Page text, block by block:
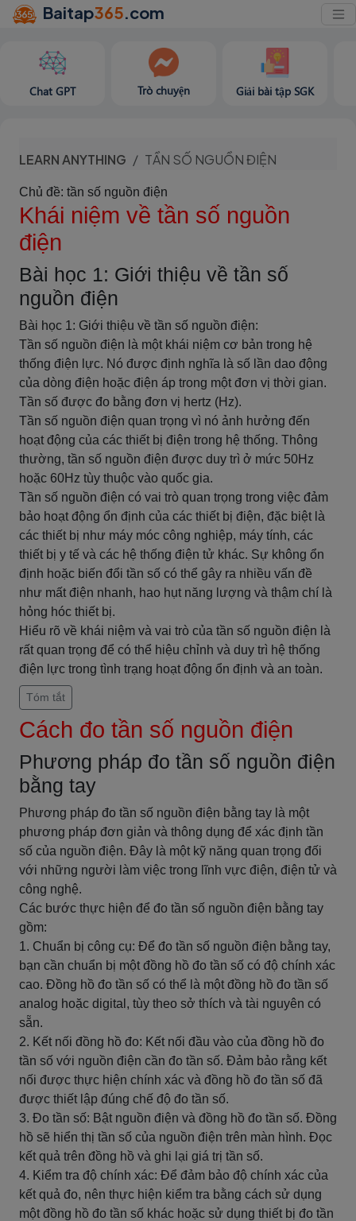
Baitap365.com
Chat GPT Trò chuyện Giải bài tập SGK
LEARN ANYTHING TẦN SỐ NGUỒN ĐIỆN
Chủ đề: tần số nguồn điện
Khái niệm về tần số nguồn
điện
Bài học 1: Giới thiệu về tần số
nguồn điện
Bài học 1: Giới thiệu về tần số nguồn điện:
Tần số nguồn điện là một khái niệm cơ bản trong hệ
thống điện lực. Nó được định nghĩa là số lần dao động
của dòng điện hoặc điện áp trong một đơn vị thời gian.
Tần số được đo bằng đơn vị hertz (Hz).
Tần số nguồn điện quan trọng vì nó ảnh hưởng đến
hoạt động của các thiết bị điện trong hệ thống. Thông
thường, tần số nguồn điện được duy trì ở mức 50Hz
hoặc 60Hz tùy thuộc vào quốc gia.
Tần số nguồn điện có vai trò quan trọng trong việc đảm
bảo hoạt động ổn định của các thiết bị điện, đặc biệt là
các thiết bị như máy móc công nghiệp, máy tính, các
thiết bị y tế và các hệ thống điện tử khác. Sự không ổn
định hoặc biến đổi tần số có thể gây ra nhiều vấn đề
như mất điện nhanh, hao hụt năng lượng và thậm chí là
hỏng hóc thiết bị.
Hiểu rõ về khái niệm và vai trò của tần số nguồn điện là
rất quan trọng để có thể hiệu chỉnh và duy trì hệ thống
điện lực trong tình trạng hoạt động ổn định và an toàn.
Tóm tắt
Cách đo tần số nguồn điện
Phương pháp đo tần số nguồn điện
bằng tay
Phương pháp đo tần số nguồn điện bằng tay là một
phương pháp đơn giản và thông dụng để xác định tần
số của nguồn điện. Đây là một kỹ năng quan trọng đối
với những người làm việc trong lĩnh vực điện, điện tử và
công nghệ.
Các bước thực hiện để đo tần số nguồn điện bằng tay
gồm:
1. Chuẩn bị công cụ: Để đo tần số nguồn điện bằng tay,
bạn cần chuẩn bị một đồng hồ đo tần số có độ chính xác
cao. Đồng hồ đo tần số có thể là một đồng hồ đo tần số
analog hoặc digital, tùy theo sở thích và tài nguyên có
sẵn.
2. Kết nối đồng hồ đo: Kết nối đầu vào của đồng hồ đo
tần số với nguồn điện cần đo tần số. Đảm bảo rằng kết
nối được thực hiện chính xác và đồng hồ đo tần số đã
được thiết lập đúng chế độ đo tần số.
3. Đo tần số: Bật nguồn điện và đồng hồ đo tần số. Đồng
hồ sẽ hiển thị tần số của nguồn điện trên màn hình. Đọc
kết quả trên đồng hồ và ghi lại giá trị tần số.
4. Kiểm tra độ chính xác: Để đảm bảo độ chính xác của
kết quả đo, nên thực hiện kiểm tra bằng cách sử dụng
một đồng hồ đo tần số khác hoặc sử dụng thiết bị đo tần